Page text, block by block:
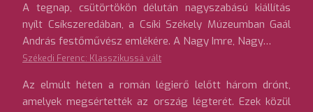
A tegnap, csütörtökön délután nagyszabású kiállítás
nyílt Csíkszeredában, a Csíki Székely Múzeumban Gaál
András festőművész emlékére. A Nagy Imre, Nagy…
Székedi Ferenc: Klasszikussá vált
Az elmúlt héten a román légierő lelőtt három drónt,
amelyek megsértették az ország légterét. Ezek közül